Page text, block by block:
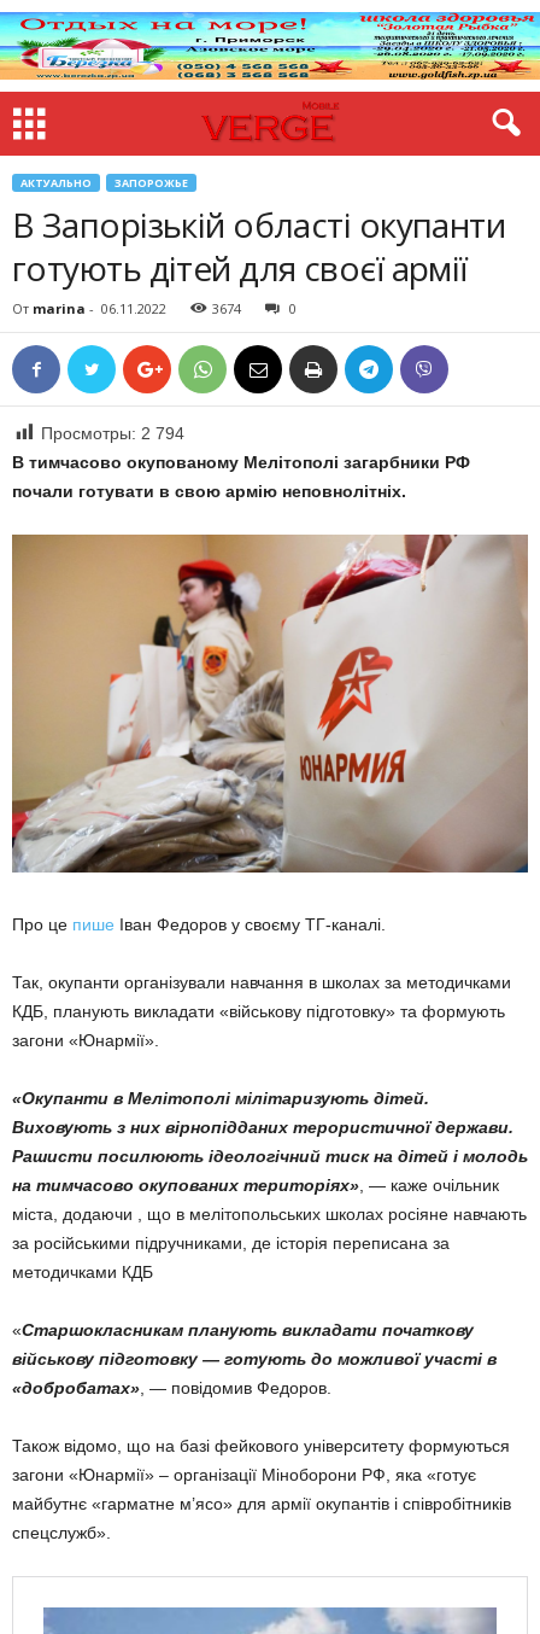
АКТУАЛЬНО ЗАПОРОЖЬЕ
В Запорізькій області окупанти
готують дітей для своєї армії
От marina - 06.11.2022 3674 0
Просмотры: 2 794
В тимчасово окупованому Мелітополі загарбники РФ
почали готувати в свою армію неповнолітніх.
Про це пише Іван Федоров у своєму ТГ-каналі.
Так, окупанти організували навчання в школах за методичками
КДБ, планують викладати «військову підготовку» та формують
загони «Юнармії».
«Окупанти в Мелітополі мілітаризують дітей.
Виховують з них вірнопідданих терористичної держави.
Рашисти посилюють ідеологічний тиск на дітей і молодь
на тимчасово окупованих територіях», — каже очільник
міста, додаючи , що в мелітопольських школах росіяне навчають
за російськими підручниками, де історія переписана за
методичками КДБ
«Старшокласникам планують викладати початкову
військову підготовку — готують до можливої участі в
«добробатах», — повідомив Федоров.
Також відомо, що на базі фейкового університету формуються
загони «Юнармії» – організації Міноборони РФ, яка «готує
майбутнє «гарматне м’ясо» для армії окупантів і співробітників
спецслужб».